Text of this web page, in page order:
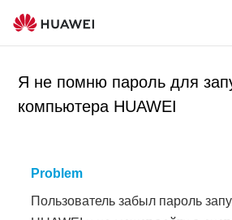
Я не помню пароль для
компьютера HUAWEI
Problem
Пользователь забыл пароль